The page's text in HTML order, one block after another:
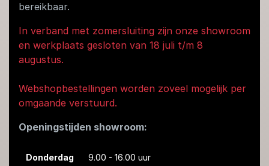
bereikbaar.
In verband met zomersluiting zijn onze showroom
en werkplaats gesloten van 18 juli t/m 8
augustus.
Webshopbestellingen worden zoveel mogelijk per
omgaande verstuurd.
Openingstijden showroom:
Donderdag 9.00 - 16.00 uur